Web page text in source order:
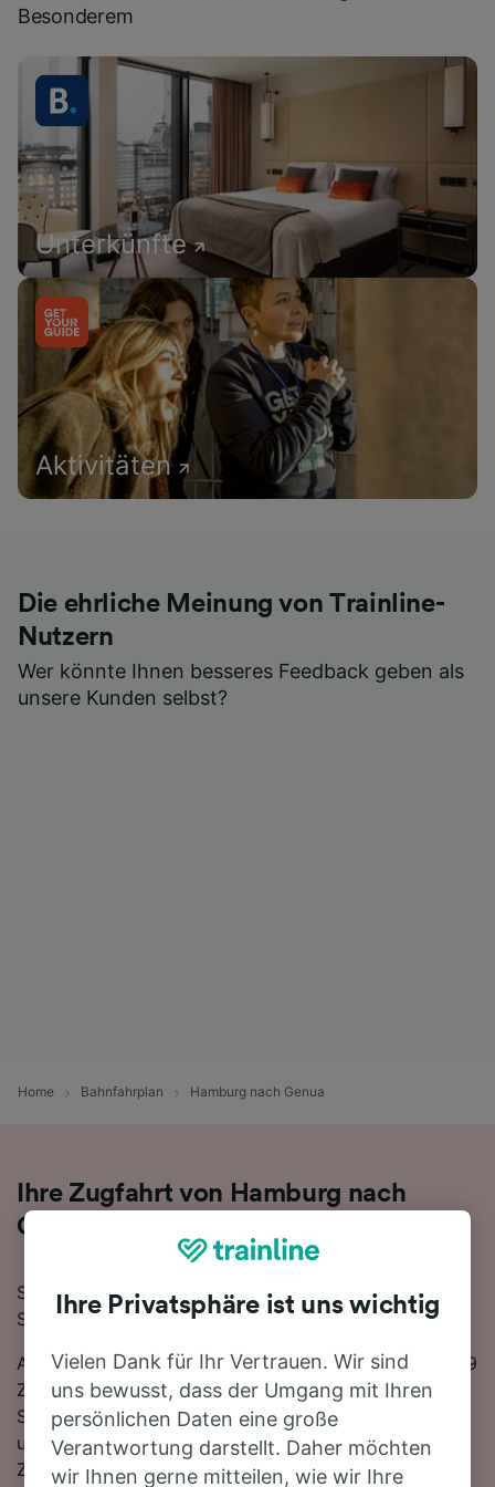
Besonderem
Unterkünfte
Aktivitäten
Die ehrliche Meinung von Trainline-
Nutzern
Wer könnte Ihnen besseres Feedback geben als
unsere Kunden selbst?
Home Bahnfahrplan Hamburg nach Genua
Ihre Zugfahrt von Hamburg nach
Genua
Sie planen eine Zugfahrt von Hamburg nach Genua?
Starten Sie jetzt Ihre Suche!
Auf der 1020 km langen Strecke fahren in der Regel 29
Züge, die schnellste Reisezeit beträgt dabei 14
Stunden 34 Minuten. Sie müssen unterwegs 2
umsteigen, da es auf dieser Route keine direkten
Zugverbindungen gibt. Sie können wahlweise einen
Ihre Privatsphäre ist uns wichtig
Vielen Dank für Ihr Vertrauen. Wir sind
uns bewusst, dass der Umgang mit Ihren
persönlichen Daten eine große
Verantwortung darstellt. Daher möchten
wir Ihnen gerne mitteilen, wie wir Ihre